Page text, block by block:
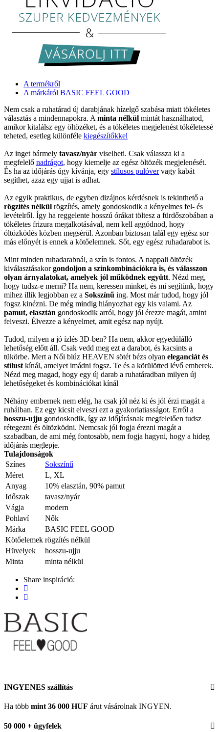
A termékről
A márkáról BASIC FEEL GOOD
Nem csak a ruhatárad új darabjának hízelgő szabása miatt tökéletes
választás a mindennapokra. A minta nélkül mintát használhatod,
amikor kitalálsz egy öltözéket, és a tökéletes megjelenést tökéletessé
teheted, esetleg különféle kiegészítőkkel
Az inget bármely tavasz/nyár viselheti. Csak válassza ki a
megfelelő nadrágot, hogy kiemelje az egész öltözék megjelenését.
És ha az időjárás úgy kívánja, egy stílusos pulóvervagy kabát
segíthet, azaz egy ujjat is adhat.
Az egyik praktikus, de egyben dizájnos kérdésnek is tekinthető a
rögzítés nélkül rögzítés, amely gondoskodik a kényelmes fel- és
levételről. Így ha reggelente hosszú órákat töltesz a fürdőszobában a
tökéletes frizura megalkotásával, nem kell aggódnod, hogy
öltözködés közben megsérül. Azonban biztosan talál egy egész sor
más előnyét is ennek a kötőelemnek. Sőt, egy egész ruhadarabot is.
Mint minden ruhadarabnál, a szín is fontos. A nappali öltözék
kiválasztásakorgondoljon a színkombinációkra is, és válasszon
olyan árnyalatokat, amelyek jól működnek együtt. Nézd meg,
hogy tudsz-e merni? Ha nem, keressen minket, és mi segítünk, hogy
mihez illik legjobban ez a Sokszínű ing. Most már tudod, hogy jól
fogsz kinézni. De még mindig hiányozhat egy kis valami. Az
pamut, elasztán gondoskodik arról, hogy jól érezze magát, amint
felveszi. Élvezze a kényelmet, amit egész nap nyújt.
Tudod, milyen a jó ízlés 3D-ben? Ha nem, akkor egyedülálló
lehetőség előtt áll. Csak vedd meg ezt a darabot, és kacsints a
tükörbe. Mert a Női blúz HEAVEN sötét bézs olyan eleganciát és
stílust kínál, amelyet imádni fogsz. Te és a körülötted lévő emberek.
Nézd meg magad, hogy egy új darab a ruhatáradban milyen új
lehetőségeket és kombinációkat kínál
Néhány embernek nem elég, ha csak jól néz ki és jól érzi magát a
ruháiban. Ez egy kicsit elveszi ezt a gyakorlatiasságot. Erről a
hosszu-ujju gondoskodik, így az időjárásnak megfelelően tudsz
rétegezni és öltözködni. Nemcsak jól fogja érezni magát a
szabadban, de ami még fontosabb, nem fogja hagyni, hogy a hideg
időjárás meglepje.
Tulajdonságok
Színes
Sokszínű
Méret
L, XL
Anyag
10% elasztán, 90% pamut
Időszak
tavasz/nyár
Vágja
modern
Pohlaví
Nők
Márka
BASIC FEEL GOOD
Kötőelemek rögzítés nélkül
Hüvelyek
hosszu-ujju
Minta
minta nélkül
Share inspiráció:
INGYENES szállítás
Ha több mint 36 000 HUF árut vásárolnak INGYEN.
50 000 + ügyfelek